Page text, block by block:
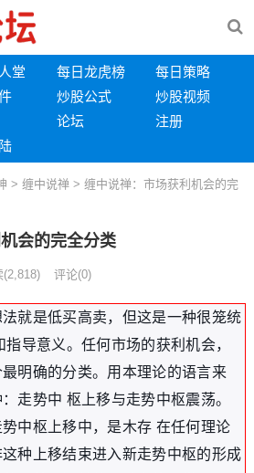
堂 每日龙虎榜
每日策略
炒股公式
炒股视频
论坛
注册
> 缠中说禅 > 缠中说禅：市场获利机会的完
会的完全分类
(2,818) 评论(0)
就是低买高卖，但这是一种很笼统
导意义。任何市场的获利机会，
明确的分类。用本理论的语言来
走势中 枢上移与走势中枢震荡。
中枢上移中，是木存 在任何理论
这种上移结束进入新走势中枢的形成